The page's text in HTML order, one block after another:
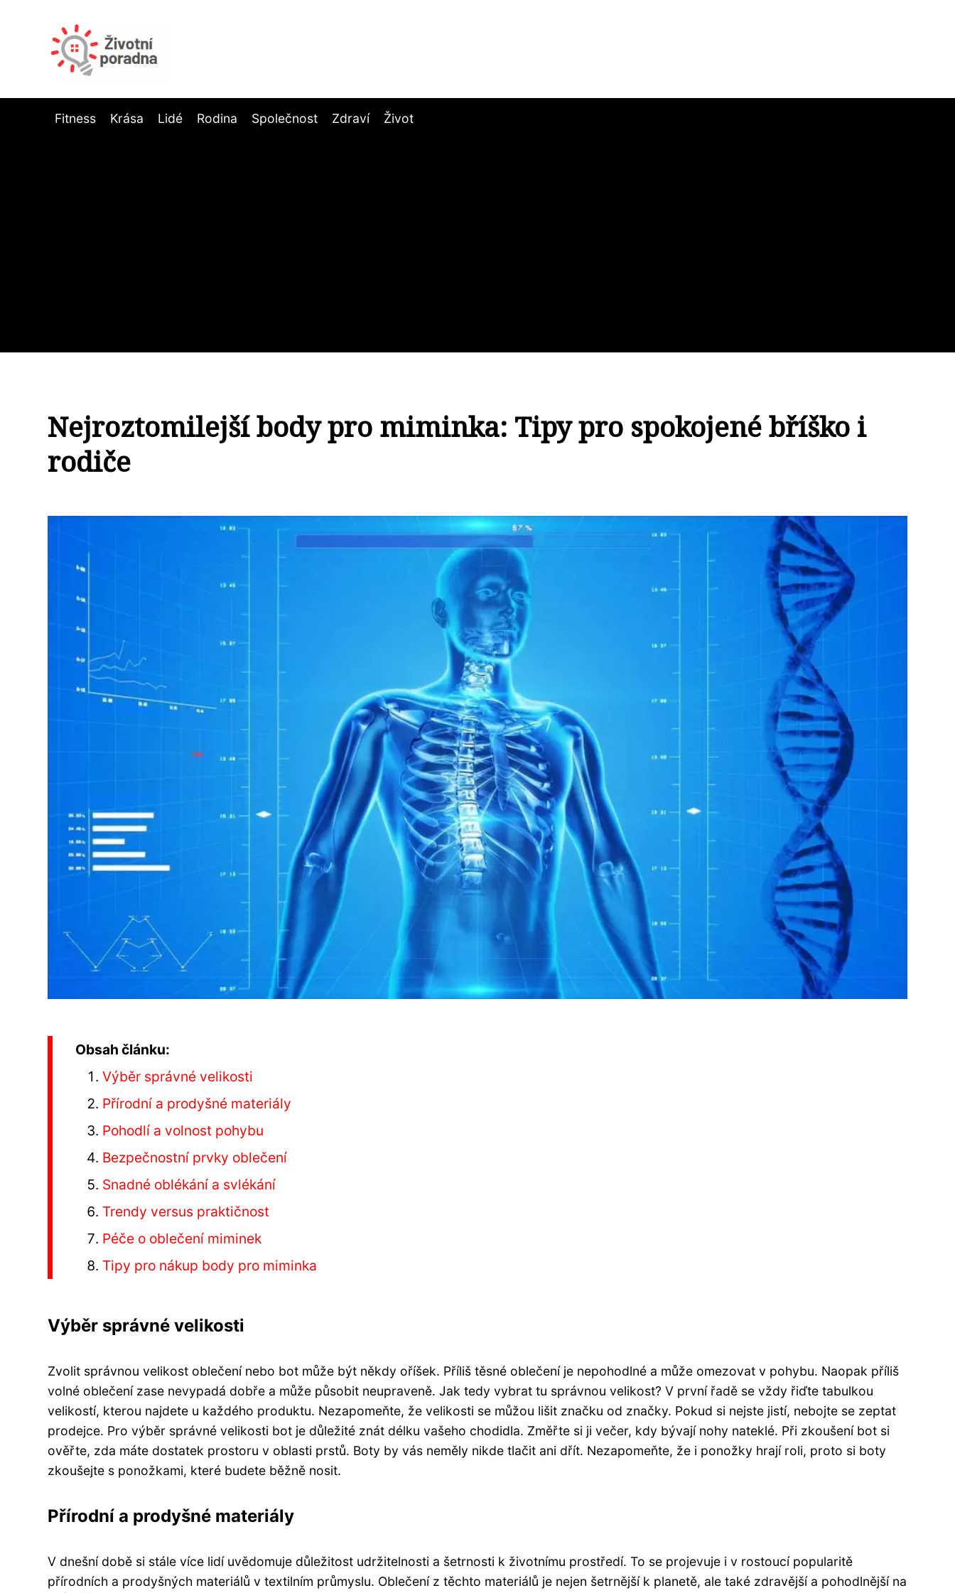
Fitness Krása Lidé Rodina Společnost Zdraví Život
Nejroztomilejší body pro miminka: Tipy pro spokojené bříško i
rodiče
Obsah článku:
Výběr správné velikosti
Přírodní a prodyšné materiály
Pohodlí a volnost pohybu
Bezpečnostní prvky oblečení
Snadné oblékání a svlékání
Trendy versus praktičnost
Péče o oblečení miminek
Tipy pro nákup body pro miminka
Výběr správné velikosti
Zvolit správnou velikost oblečení nebo bot může být někdy oříšek. Příliš těsné oblečení je nepohodlné a může omezovat v pohybu. Naopak příliš
volné oblečení zase nevypadá dobře a může působit neupraveně. Jak tedy vybrat tu správnou velikost? V první řadě se vždy řiďte tabulkou
velikostí, kterou najdete u každého produktu. Nezapomeňte, že velikosti se můžou lišit značku od značky. Pokud si nejste jistí, nebojte se zeptat
prodejce. Pro výběr správné velikosti bot je důležité znát délku vašeho chodidla. Změřte si ji večer, kdy bývají nohy nateklé. Při zkoušení bot si
ověřte, zda máte dostatek prostoru v oblasti prstů. Boty by vás neměly nikde tlačit ani dřít. Nezapomeňte, že i ponožky hrají roli, proto si boty
zkoušejte s ponožkami, které budete běžně nosit.
Přírodní a prodyšné materiály
V dnešní době si stále více lidí uvědomuje důležitost udržitelnosti a šetrnosti k životnímu prostředí. To se projevuje i v rostoucí popularitě
přírodních a prodyšných materiálů v textilním průmyslu. Oblečení z těchto materiálů je nejen šetrnější k planetě, ale také zdravější a pohodlnější na